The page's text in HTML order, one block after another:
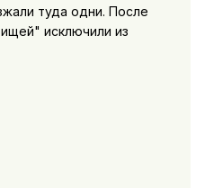
туда одни. После
исключили из